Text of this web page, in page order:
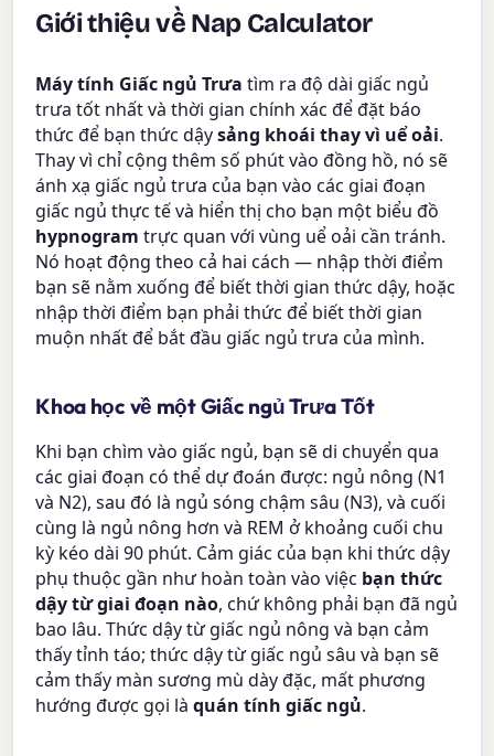
Giới thiệu về Nap Calculator
Máy tính Giấc ngủ Trưa tìm ra độ dài giấc ngủ
trưa tốt nhất và thời gian chính xác để đặt báo
thức để bạn thức dậysảng khoái thay vì uể oải.
Thay vì chỉ cộng thêm số phút vào đồng hồ, nó sẽ
ánh xạ giấc ngủ trưa của bạn vào các giai đoạn
giấc ngủ thực tế và hiển thị cho bạn một biểu đồ
hypnogram trực quan với vùng uể oải cần tránh.
Nó hoạt động theo cả hai cách — nhập thời điểm
bạn sẽ nằm xuống để biết thời gian thức dậy, hoặc
nhập thời điểm bạn phải thức để biết thời gian
muộn nhất để bắt đầu giấc ngủ trưa của mình.
Khoa học về một Giấc ngủ Trưa Tốt
Khi bạn chìm vào giấc ngủ, bạn sẽ di chuyển qua
các giai đoạn có thể dự đoán được: ngủ nông (N1
và N2), sau đó là ngủ sóng chậm sâu (N3), và cuối
cùng là ngủ nông hơn và REM ở khoảng cuối chu
kỳ kéo dài 90 phút. Cảm giác của bạn khi thức dậy
phụ thuộc gần như hoàn toàn vào việc bạn thức
dậy từ giai đoạn nào, chứ không phải bạn đã ngủ
bao lâu. Thức dậy từ giấc ngủ nông và bạn cảm
thấy tỉnh táo; thức dậy từ giấc ngủ sâu và bạn sẽ
cảm thấy màn sương mù dày đặc, mất phương
hướng được gọi làquán tính giấc ngủ.